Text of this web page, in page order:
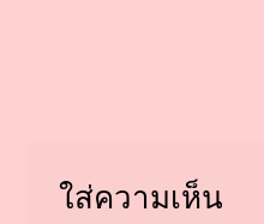
ใส่ความเห็น